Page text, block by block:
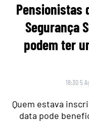
Pensionistas
Segurança
podem ter
18:30 5
Quem estava
data pode